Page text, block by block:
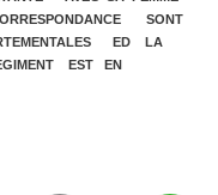
SONT
ED LA
EST EN